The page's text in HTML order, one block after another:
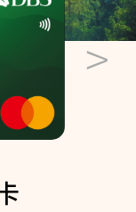
>